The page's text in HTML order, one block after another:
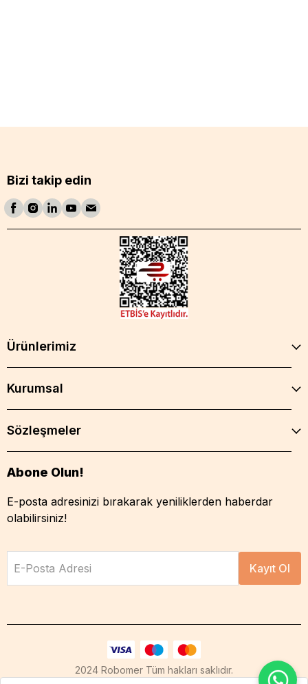
Bizi takip edin
Ürünlerimiz
Kurumsal
Sözleşmeler
Abone Olun!
E-posta adresinizi bırakarak yeniliklerden haberdar
olabilirsiniz!
E-Posta Adresi Kayıt Ol
2024 Robomer Tüm hakları saklıdır.